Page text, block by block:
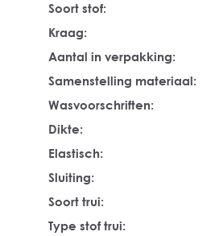
Soort stof:
Kraag:
Aantal in verpakking:
Samenstelling materiaal:
Wasvoorschriften:
Dikte:
Elastisch:
Sluiting:
Soort trui:
Type stof trui: